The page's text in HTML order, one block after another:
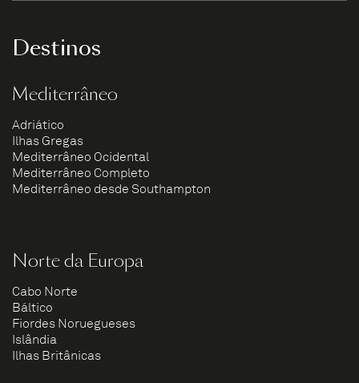
Destinos
Mediterrâneo
Adriático
Ilhas Gregas
Mediterrâneo Ocidental
Mediterrâneo Completo
Mediterrâneo desde Southampton
Norte da Europa
Cabo Norte
Báltico
Fiordes Noruegueses
Islândia
Ilhas Britânicas